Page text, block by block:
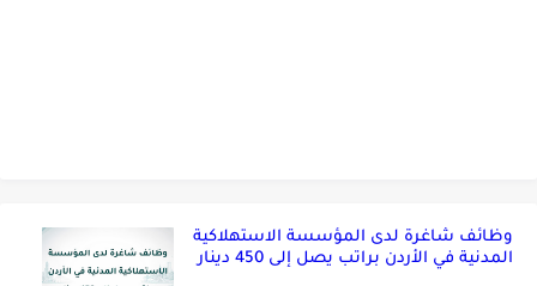
وظائف شاغرة لدى المؤسسة الاستهلاكية
المدنية في الأردن براتب يصل إلى 450 دينار